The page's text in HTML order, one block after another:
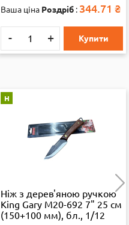
Ваша ціна Роздріб : 403.45 ₴
- + Купити
Н
Ніж з дерев'яною ручкою
King Gary M20-693 6" 21 см
(110+100 мм), бл., 1/12